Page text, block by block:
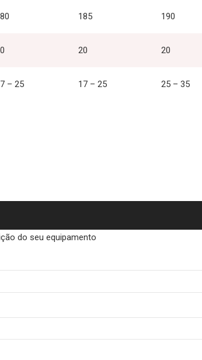
185 190
20 20
– 25 17 – 25 25 – 35
do seu equipamento